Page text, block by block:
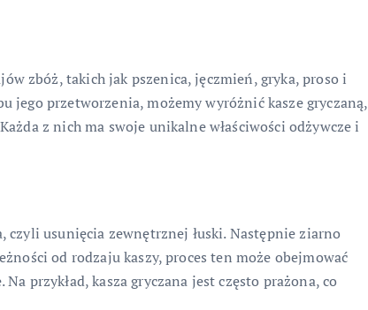
zbóż, takich jak pszenica, jęczmień, gryka, proso i
jego przetworzenia, możemy wyróżnić kasze gryczaną,
z nich ma swoje unikalne właściwości odżywcze i
czyli usunięcia zewnętrznej łuski. Następnie ziarno
od rodzaju kaszy, proces ten może obejmować
przykład, kasza gryczana jest często prażona, co